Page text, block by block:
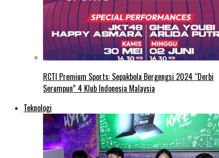
RCTI Premium Sports: Sepakbola Bergengsi 2024 “Derbi
Serumpun” 4 Klub Indonesia Malaysia
Teknologi